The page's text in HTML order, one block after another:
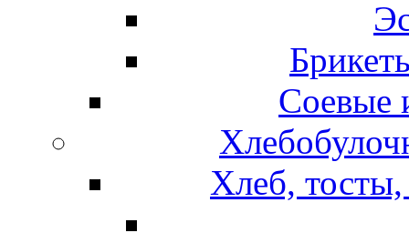
Соевые
Хлеб,